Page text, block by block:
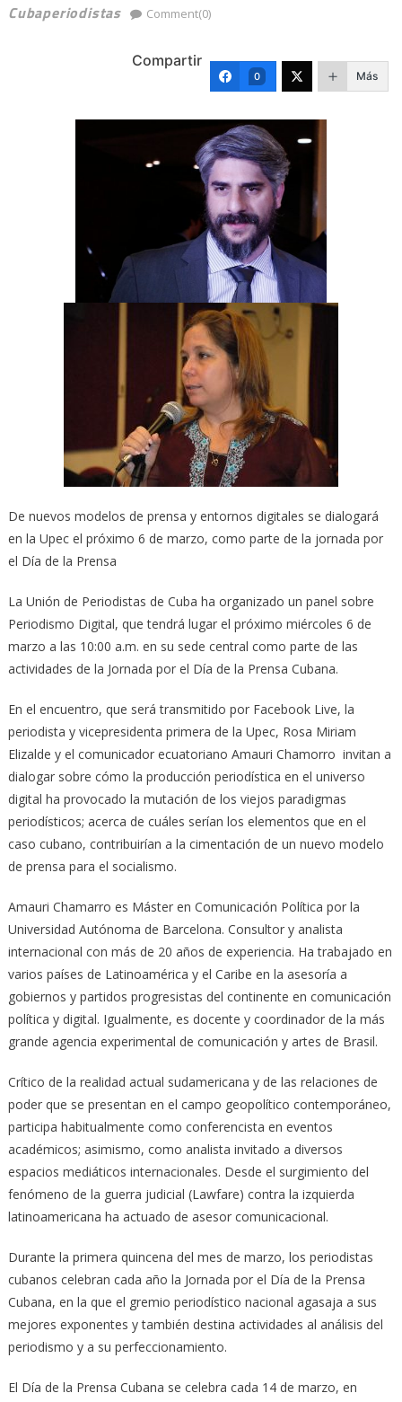
Cubaperiodistas
Comment(0)
Compartir
0 Más
De nuevos modelos de prensa y entornos digitales se dialogará
en la Upec el próximo 6 de marzo, como parte de la jornada por
el Día de la Prensa
La Unión de Periodistas de Cuba ha organizado un panel sobre
Periodismo Digital, que tendrá lugar el próximo miércoles 6 de
marzo a las 10:00 a.m. en su sede central como parte de las
actividades de la Jornada por el Día de la Prensa Cubana.
En el encuentro, que será transmitido por Facebook Live, la
periodista y vicepresidenta primera de la Upec, Rosa Miriam
Elizalde y el comunicador ecuatoriano Amauri Chamorro invitan a
dialogar sobre cómo la producción periodística en el universo
digital ha provocado la mutación de los viejos paradigmas
periodísticos; acerca de cuáles serían los elementos que en el
caso cubano, contribuirían a la cimentación de un nuevo modelo
de prensa para el socialismo.
Amauri Chamarro es Máster en Comunicación Política por la
Universidad Autónoma de Barcelona. Consultor y analista
internacional con más de 20 años de experiencia. Ha trabajado en
varios países de Latinoamérica y el Caribe en la asesoría a
gobiernos y partidos progresistas del continente en comunicación
política y digital. Igualmente, es docente y coordinador de la más
grande agencia experimental de comunicación y artes de Brasil.
Crítico de la realidad actual sudamericana y de las relaciones de
poder que se presentan en el campo geopolítico contemporáneo,
participa habitualmente como conferencista en eventos
académicos; asimismo, como analista invitado a diversos
espacios mediáticos internacionales. Desde el surgimiento del
fenómeno de la guerra judicial (Lawfare) contra la izquierda
latinoamericana ha actuado de asesor comunicacional.
Durante la primera quincena del mes de marzo, los periodistas
cubanos celebran cada año la Jornada por el Día de la Prensa
Cubana, en la que el gremio periodístico nacional agasaja a sus
mejores exponentes y también destina actividades al análisis del
periodismo y a su perfeccionamiento.
El Día de la Prensa Cubana se celebra cada 14 de marzo, en